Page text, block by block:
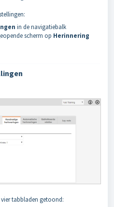
in de navigatiebalk
scherm op Herinnering
tabbladen getoond: